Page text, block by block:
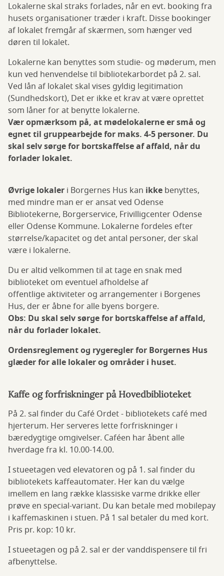
Lokalerne skal straks forlades, når en evt. booking fra
husets organisationer træder i kraft. Disse bookinger
af lokalet fremgår af skærmen, som hænger ved
døren til lokalet.
Lokalerne kan benyttes som studie- og møderum, men
kun ved henvendelse til bibliotekarbordet på 2. sal.
Ved lån af lokalet skal vises gyldig legitimation
(Sundhedskort), Det er ikke et krav at være oprettet
som låner for at benytte lokalerne.
Vær opmærksom på, at mødelokalerne er små og
egnet til gruppearbejde for maks. 4-5 personer. Du
skal selv sørge for bortskaffelse af affald, når du
forlader lokalet.
Øvrige lokaler i Borgernes Hus kan ikke benyttes,
med mindre man er er ansat ved Odense
Bibliotekerne, Borgerservice, Frivilligcenter Odense
eller Odense Kommune. Lokalerne fordeles efter
størrelse/kapacitet og det antal personer, der skal
være i lokalerne.
Du er altid velkommen til at tage en snak med
biblioteket om eventuel afholdelse af
offentlige aktiviteter og arrangementer i Borgenes
Hus, der er åbne for alle byens borgere.
Obs: Du skal selv sørge for bortskaffelse af affald,
når du forlader lokalet.
Ordensreglement og rygeregler for Borgernes Hus
glæder for alle lokaler og områder i huset.
Kaffe og forfriskninger på Hovedbiblioteket
På 2. sal finder du Café Ordet - bibliotekets café med
hjerterum. Her serveres lette forfriskninger i
bæredygtige omgivelser. Caféen har åbent alle
hverdage fra kl. 10.00-14.00.
I stueetagen ved elevatoren og på 1. sal finder du
bibliotekets kaffeautomater. Her kan du vælge
imellem en lang række klassiske varme drikke eller
prøve en special-variant. Du kan betale med mobilepay
i kaffemaskinen i stuen. På 1 sal betaler du med kort.
Pris pr. kop: 10 kr.
I stueetagen og på 2. sal er der vanddispensere til fri
afbenyttelse.